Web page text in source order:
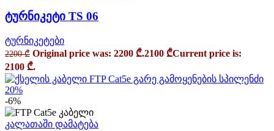
ტურნიკეტი TS 06
ტურნიკეტები
2200₾ Original price was: 2200 ₾.2100 ₾Current price is:
2100 ₾.
-6%
კალათაში დამატება